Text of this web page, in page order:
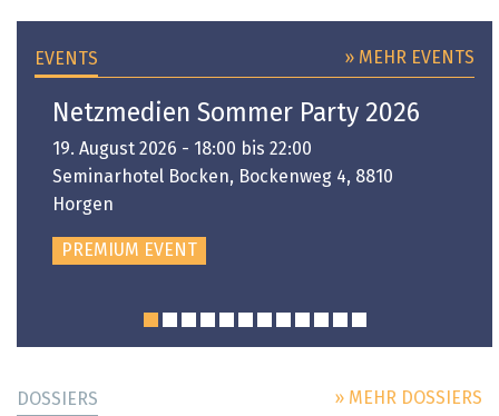
EVENTS » MEHR EVENTS
Netzmedien Sommer Party 2026
19. August 2026 - 18:00 bis 22:00
Seminarhotel Bocken, Bockenweg 4, 8810
Horgen
PREMIUM EVENT
DOSSIERS » MEHR DOSSIERS